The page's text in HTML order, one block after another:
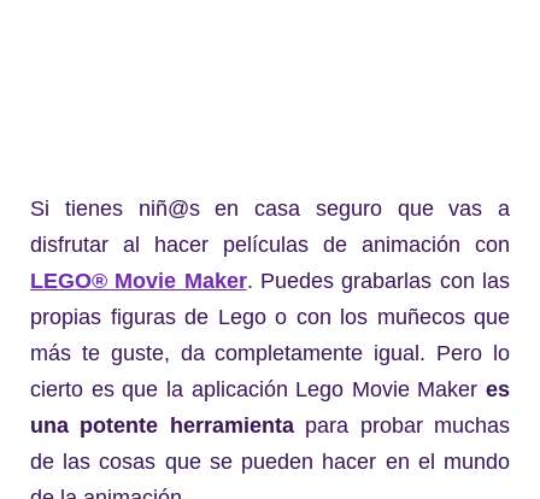
Si tienes niñ@s en casa seguro que vas a
disfrutar al hacer películas de animación con
LEGO® Movie Maker. Puedes grabarlas con las
propias figuras de Lego o con los muñecos que
más te guste, da completamente igual. Pero lo
cierto es que la aplicación Lego Movie Maker es
una potente herramientapara probar muchas
de las cosas que se pueden hacer en el mundo